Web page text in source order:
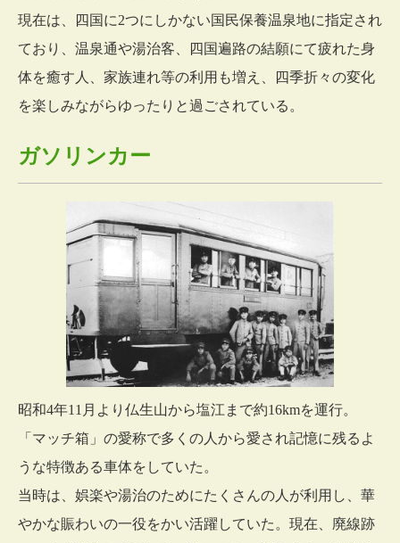
現在は、四国に2つにしかない国民保養温泉地に指定され
ており、温泉通や湯治客、四国遍路の結願にて疲れた身
体を癒す人、家族連れ等の利用も増え、四季折々の変化
を楽しみながらゆったりと過ごされている。
ガソリンカー
昭和4年11月より仏生山から塩江まで約16kmを運行。
「マッチ箱」の愛称で多くの人から愛され記憶に残るよ
うな特徴ある車体をしていた。
当時は、娯楽や湯治のためにたくさんの人が利用し、華
やかな賑わいの一役をかい活躍していた。現在、廃線跡